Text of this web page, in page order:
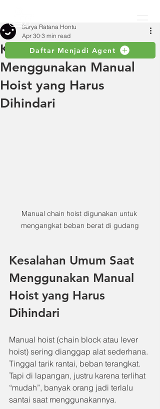
Daftar Menjadi Agent
Kesalahan Umum Saat
Menggunakan Manual
Hoist yang Harus
Dihindari
Surya Ratana Hontu
Apr 30 3 min read
Manual chain hoist digunakan untuk
mengangkat beban berat di gudang
Kesalahan Umum Saat
Menggunakan Manual
Hoist yang Harus
Dihindari
Manual hoist (chain block atau lever
hoist) sering dianggap alat sederhana.
Tinggal tarik rantai, beban terangkat.
Tapi di lapangan, justru karena terlihat
“mudah”, banyak orang jadi terlalu
santai saat menggunakannya.